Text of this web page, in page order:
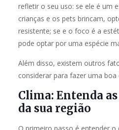
refletir o seu uso: se ele é um
crianças e os pets brincam,
resistente; se e o foco é a
pode optar por uma espécie
Além disso, existem outros
considerar para fazer uma boa
Clima: Entenda
da sua região